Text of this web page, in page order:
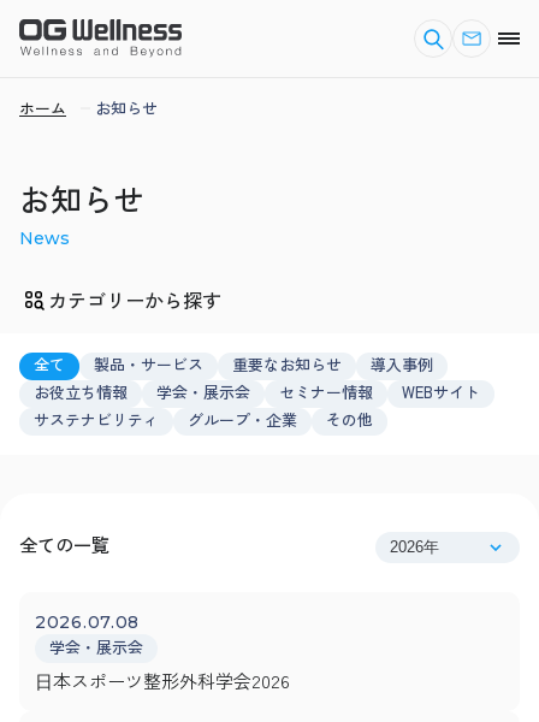
ホーム お知らせ
お知らせ
News
カテゴリーから探す
全て 製品・サービス 重要なお知らせ
導入事例
お役立ち情報
学会・展示会 セミナー情報
WEBサイト
サステナビリティ
グループ・企業 その他
全ての一覧
2026.07.08
学会・展示会
⽇本スポーツ整形外科学会2026